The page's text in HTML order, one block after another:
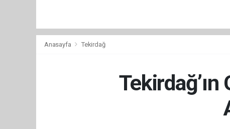
Anasayfa Tekirdağ